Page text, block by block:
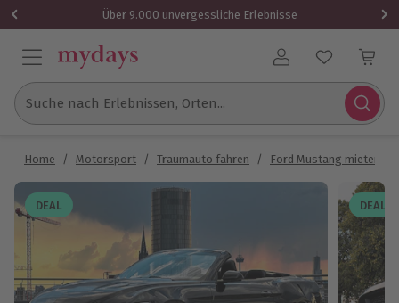
Über 9.000 unvergessliche Erlebnisse
Benutzerkonto
Suche nach Erlebnissen, Orten...
Home / Motorsport / Traumauto fahren / Ford Mustang mieten
DEAL DEAL